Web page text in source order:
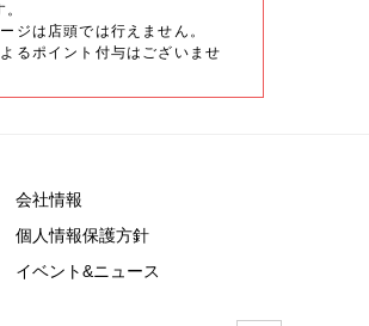
ジは店頭では行えません。
るポイント付与はございませ
会社情報
個人情報保護方針
イベント&ニュース